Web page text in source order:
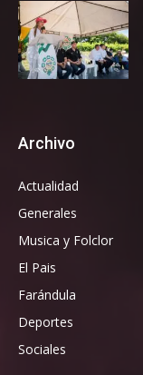
Archivo
Actualidad
Generales
Musica y Folclor
El Pais
Farándula
Deportes
Sociales